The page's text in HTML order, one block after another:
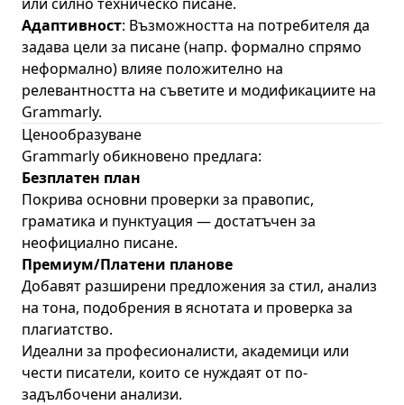
Адаптивност: Възможността на потребителя да
задава цели за писане (напр. формално спрямо
неформално) влияе положително на
релевантността на съветите и модификациите на
Grammarly.
Ценообразуване
Grammarly обикновено предлага:
Безплатен план
Покрива основни проверки за правопис,
граматика и пунктуация — достатъчен за
неофициално писане.
Премиум/Платени планове
Добавят разширени предложения за стил, анализ
на тона, подобрения в яснотата и проверка за
плагиатство.
Идеални за професионалисти, академици или
чести писатели, които се нуждаят от по-
задълбочени анализи.